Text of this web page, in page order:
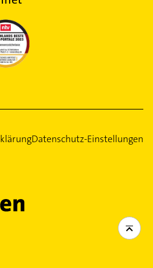
Datenschutz-Einstellungen